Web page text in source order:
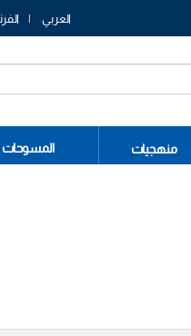
العربي
منهجيات المسوحات